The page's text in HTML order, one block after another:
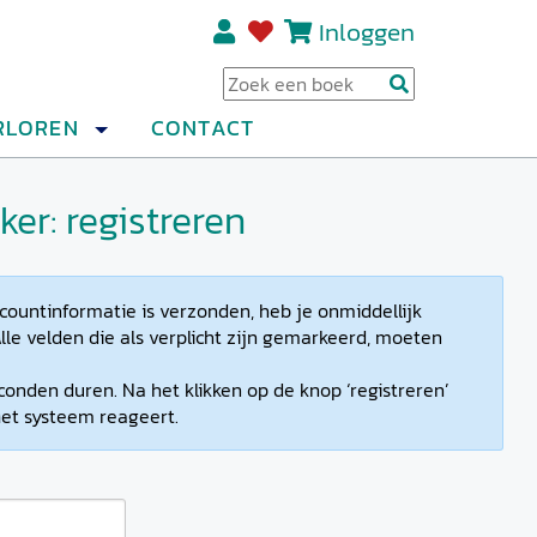
Inloggen
CONTACT
registreren
is verzonden, heb je onmiddellijk
velden die als verplicht zijn gemarkeerd, moeten
duren. Na het klikken op de knop ‘registreren’
systeem reageert.